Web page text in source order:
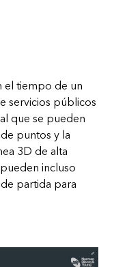
el tiempo de un
servicios públicos
que se pueden
puntos y la
3D de alta
incluso
partida para